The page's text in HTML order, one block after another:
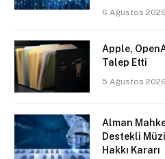
6 Ağustos 2026
Apple,
Talep Etti
5 Ağustos 2026
Alman
Destekli
Hakkı Kararı